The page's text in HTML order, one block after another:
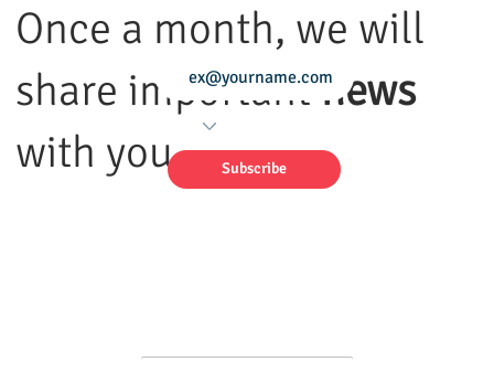
Once a month, we will
share importantnews
with you
Subscribe